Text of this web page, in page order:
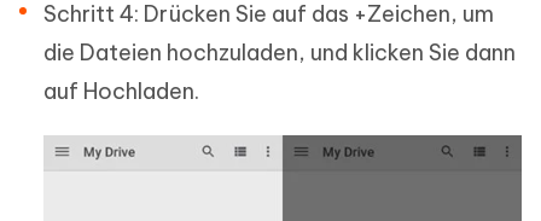
Schritt 4: Drücken Sie auf das +Zeichen, um
die Dateien hochzuladen, und klicken Sie dann
auf Hochladen.